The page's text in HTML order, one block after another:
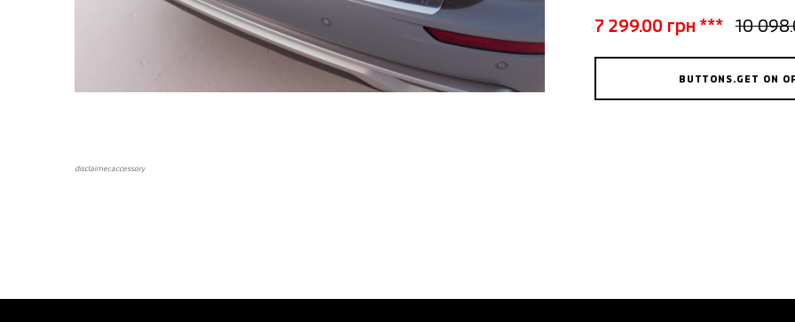
7 299.00 грн *** 10
BUTTONS.GET ON
disclaimer.аccessory